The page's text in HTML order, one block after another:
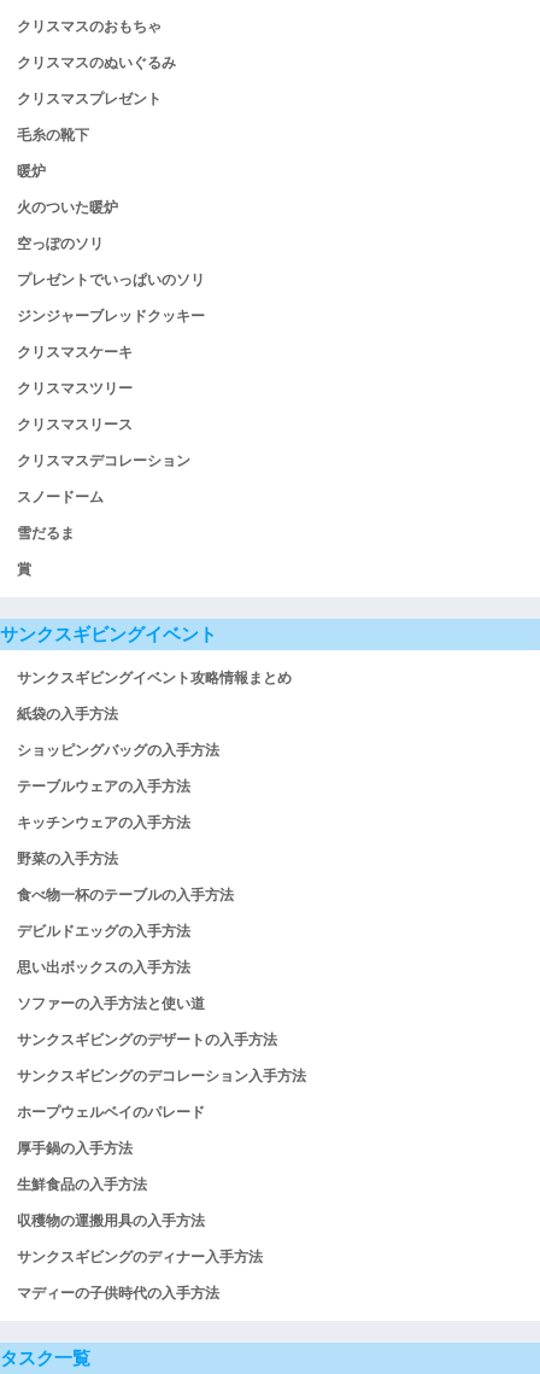
クリスマスのおもちゃ
クリスマスのぬいぐるみ
クリスマスプレゼント
毛糸の靴下
暖炉
火のついた暖炉
空っぽのソリ
プレゼントでいっぱいのソリ
ジンジャーブレッドクッキー
クリスマスケーキ
クリスマスツリー
クリスマスリース
クリスマスデコレーション
スノードーム
雪だるま
賞
サンクスギビングイベント
サンクスギビングイベント攻略情報まとめ
紙袋の入手方法
ショッピングバッグの入手方法
テーブルウェアの入手方法
キッチンウェアの入手方法
野菜の入手方法
食べ物一杯のテーブルの入手方法
デビルドエッグの入手方法
思い出ボックスの入手方法
ソファーの入手方法と使い道
サンクスギビングのデザートの入手方法
サンクスギビングのデコレーション入手方法
ホープウェルベイのパレード
厚手鍋の入手方法
生鮮食品の入手方法
収穫物の運搬用具の入手方法
サンクスギビングのディナー入手方法
マディーの子供時代の入手方法
タスク一覧